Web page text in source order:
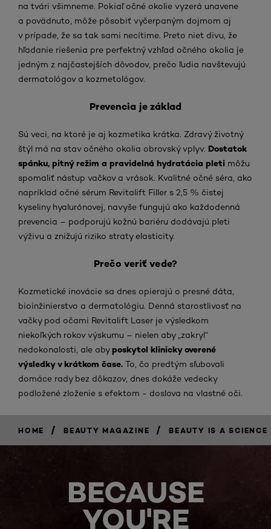
na tvári všimneme. Pokiaľ očné okolie vyzerá unavene
a povädnuto, môže pôsobiť vyčerpaným dojmom aj
v prípade, že sa tak sami necítime. Preto niet divu, že
hľadanie riešenia pre perfektný vzhľad očného okolia je
jedným z najčastejších dôvodov, prečo ľudia navštevujú
dermatológov a kozmetológov.
Prevencia je základ
Sú veci, na ktoré je aj kozmetika krátka. Zdravý životný
štýl má na stav očného okolia obrovský vplyv. Dostatok
spánku, pitný režim a pravidelná hydratácia pleti môžu
spomaliť nástup vačkov a vrások. Kvalitné očné séra, ako
napríklad očné sérum Revitalift Filler s 2,5 % čistej
kyseliny hyalurónovej, navyše fungujú ako každodenná
prevencia – podporujú kožnú bariéru dodávajú pleti
výživu a znižujú riziko straty elasticity.
Prečo veriť vede?
Kozmetické inovácie sa dnes opierajú o presné dáta,
bioinžinierstvo a dermatológiu. Denná starostlivosť na
vačky pod očami Revitalift Laser je výsledkom
niekoľkých rokov výskumu – nielen aby „zakryl“
nedokonalosti, ale abyposkytol klinicky overené
výsledky v krátkom čase. To, čo predtým sľubovali
domáce rady bez dôkazov, dnes dokáže vedecky
podložené zloženie s efektom - doslova na vlastné oči.
HOME / BEAUTY MAGAZINE / BEAUTY IS A SCIENCE
BECAUSE
YOU'RE